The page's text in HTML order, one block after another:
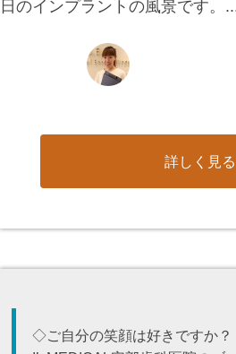
日のインプラントの風景です。
詳しく見る
◇ご自分の笑顔は好きですか？